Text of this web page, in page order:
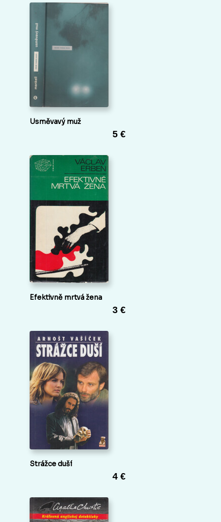
Usměvavý muž
5 €
Efektivně mrtvá žena
3 €
Strážce duší
4 €